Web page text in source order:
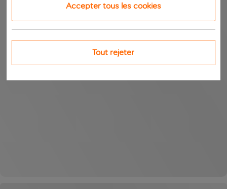
Accepter tous les cookies
Tout rejeter